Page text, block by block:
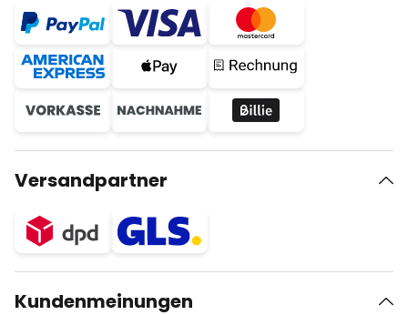
Versandpartner
Kundenmeinungen